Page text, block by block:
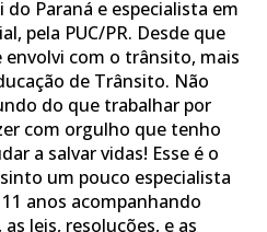
Paraná e especialista em
pela PUC/PR. Desde que
envolvi com o trânsito, mais
de Trânsito. Não
do que trabalhar por
com orgulho que tenho
a salvar vidas! Esse é o
um pouco especialista
anos acompanhando
leis, resoluções, e as